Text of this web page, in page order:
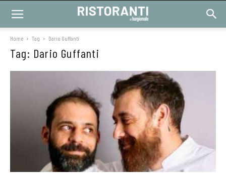
Home Tag Dario Guffanti
Tag: Dario Guffanti